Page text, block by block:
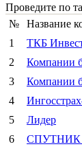
Проведите по
№
Название
1
ТКБ
2
Компании
3
Компании
4
5
Лидер
6